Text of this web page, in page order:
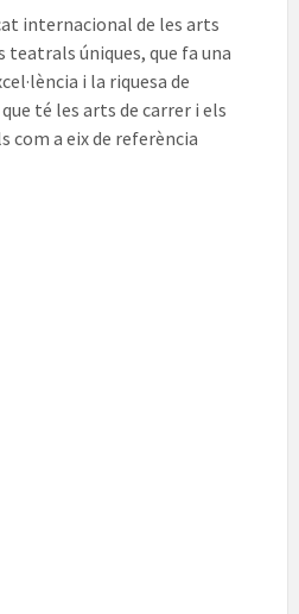
internacional de les arts
teatrals úniques, que fa una
i la riquesa de
té les arts de carrer i els
com a eix de referència